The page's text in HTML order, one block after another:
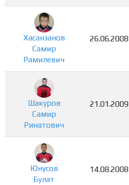
Хасанзанов
Самир
Рамилевич
26.06.2008
Шакуров
Самир
Ринатович
21.01.2009
Юнусов
Булат
14.08.2008